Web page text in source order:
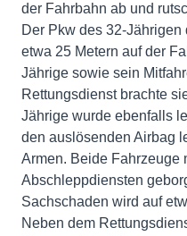
der Fahrbahn ab und
Der Pkw des 32-
etwa 25 Metern auf der
Jährige sowie sein
Rettungsdienst brachte
Jährige wurde ebenfalls
den auslösenden Airbag
Armen. Beide Fahrzeuge
Abschleppdiensten
Sachschaden wird auf
Neben dem